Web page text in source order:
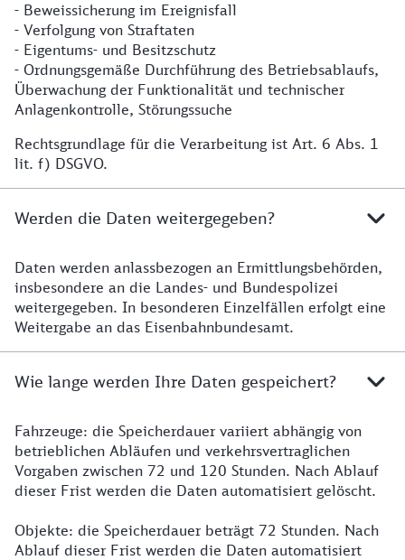
- Beweissicherung im Ereignisfall
- Verfolgung von Straftaten
- Eigentums- und Besitzschutz
- Ordnungsgemäße Durchführung des Betriebsablaufs,
Überwachung der Funktionalität und technischer
Anlagenkontrolle, Störungssuche
Rechtsgrundlage für die Verarbeitung ist Art. 6 Abs. 1
lit. f) DSGVO.
Werden die Daten weitergegeben?
Daten werden anlassbezogen an Ermittlungsbehörden,
insbesondere an die Landes- und Bundespolizei
weitergegeben. In besonderen Einzelfällen erfolgt eine
Weitergabe an das Eisenbahnbundesamt.
Wie lange werden Ihre Daten gespeichert?
Fahrzeuge: die Speicherdauer variiert abhängig von
betrieblichen Abläufen und verkehrsvertraglichen
Vorgaben zwischen 72 und 120 Stunden. Nach Ablauf
dieser Frist werden die Daten automatisiert gelöscht.
Objekte: die Speicherdauer beträgt 72 Stunden. Nach
Ablauf dieser Frist werden die Daten automatisiert